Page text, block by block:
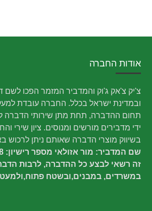
אודות החברה
צ'יק צ'אק ג'וק והמדביר המזמר הפכו לשם
תחום ההדברה, תחת מתן שירותי הדברה
ידי מדבירים מורשים ומנוסים. ציון שירי
בשיווק מוצרי הדברה שאותם ניתן לרכוש
זה רשאי לבצע כל ההדברה, לרבות
במשרדים, במבנים,ובשטח